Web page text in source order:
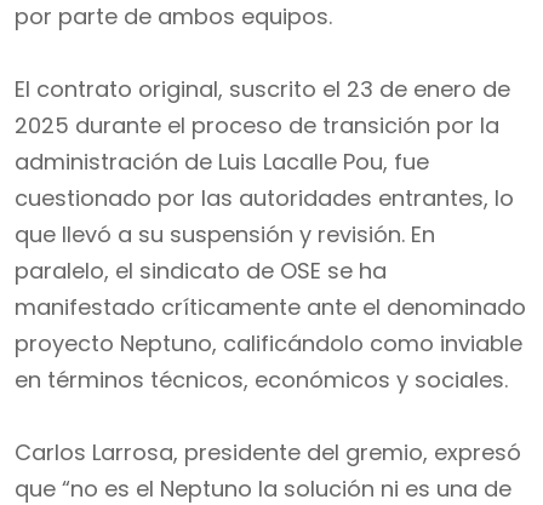
por parte de ambos equipos.
El contrato original, suscrito el 23 de enero de
2025 durante el proceso de transición por la
administración de Luis Lacalle Pou, fue
cuestionado por las autoridades entrantes, lo
que llevó a su suspensión y revisión. En
paralelo, el sindicato de OSE se ha
manifestado críticamente ante el denominado
proyecto Neptuno, calificándolo como inviable
en términos técnicos, económicos y sociales.
Carlos Larrosa, presidente del gremio, expresó
que “no es el Neptuno la solución ni es una de